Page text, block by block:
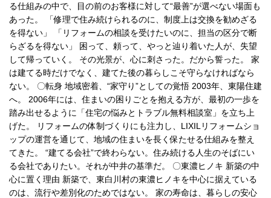
る仕組みの中で、目の前のお客様に対して“最善”が選べない場面も
あった。 「修理で住み続けられるのに、制度上は交換を勧めざる
を得ない」 「リフォームの相談を受けたいのに、担当の区分で断
らざるを得ない」 困って、頼って、やっと辿り着いた人が、失望
して帰っていく。 その光景が、心に刺さった。だから誓った。 家
は建てる時だけでなく、建てた後の暮らしこそ守らなければなら
ない。 〇転身 地域密着、“家守り”としての覚悟 2003年、東陽住建
へ。 2006年には、住まいの困りごとを抱える方が、最初の一歩を
踏み出せるように「住宅の悩みとトラブル無料相談室」を立ち上
げた。 リフォームの体制づくりにも注力し、LIXILリフォームショ
ップの運営を通じて、地域の住まいを長く保たせる仕組みを整え
てきた。 “建てる会社”で終わらない。住み続ける人生のそばにい
る会社でありたい。それが中井の基準だ。 〇東濃ヒノキ 新築の中
心に置く理由 新築で、東白川村の東濃ヒノキを中心に据えている
のは、流行や差別化のためではない。 家の寿命は、暮らしの安心